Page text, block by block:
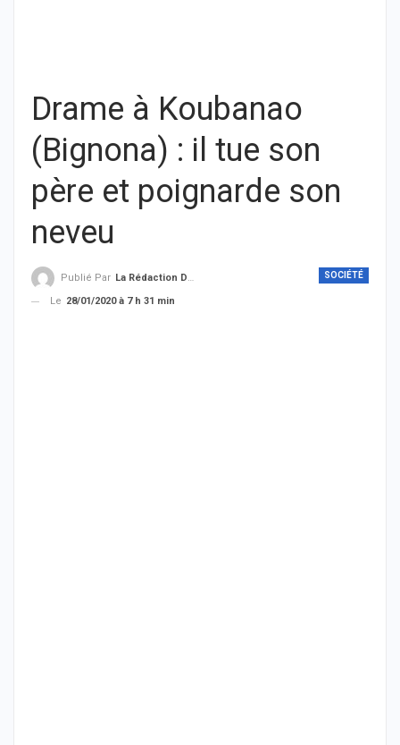
Drame à Koubanao
(Bignona) : il tue son
père et poignarde son
neveu
SOCIÉTÉ
Publié Par La Rédaction De THIEYSENEGAL.com
Le 28/01/2020 à 7 h 31 min